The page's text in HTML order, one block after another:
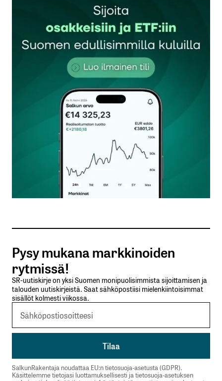
Sähköpostiosoitettasi ei julkaista.Pakolliset
kentät on merkitty*
Kommentti*
Nimesi tai nimimerkkisi
Sähköpostiosoitteesi
Tilaa SalkunRakentajan uutiskirje
Lähetä kommentti
Pysy mukana markkinoiden
rytmissä!
SR-uutiskirje on yksi Suomen monipuolisimmista sijoittamisen ja
talouden uutiskirjeistä. Saat sähköpostiisi mielenkiintoisimmat
sisällöt kolmesti viikossa.
SalkunRakentaja noudattaa EU:n tietosuoja-asetusta (GDPR).
Käsittelemme tietojasi luottamuksellisesti ja tietosuoja-asetuksen